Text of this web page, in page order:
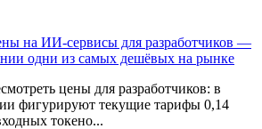
на ИИ-сервисы для разработчиков —
одни из самых дешёвых на рынке
цены для разработчиков: в
фигурируют текущие тарифы 0,14
токено...